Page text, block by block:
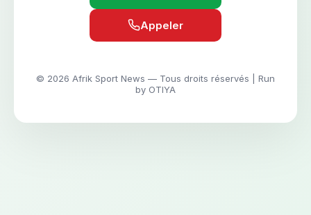
Appeler
© 2026 Afrik Sport News — Tous droits réservés | Run
by OTIYA